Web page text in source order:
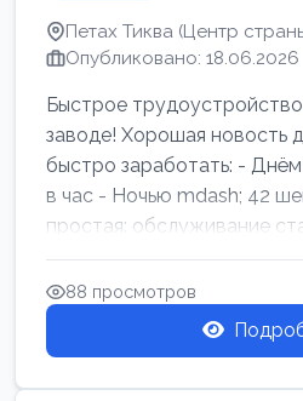
Петах Тиква (Центр
Опубликовано: 18.06.2026
Быстрое
заводе! Хорошая новость
быстро заработать: -
в час - Ночью mdash; 42
простая: обслуживание
88 просмотров